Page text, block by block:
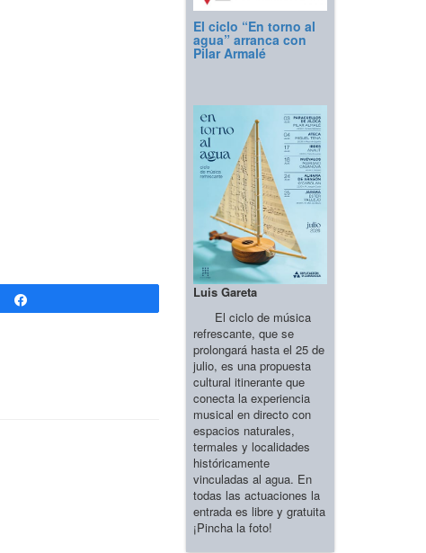
El ciclo “En torno al
agua” arranca con
Pilar Armalé
Luis Gareta
El ciclo de música
refrescante, que se
prolongará hasta el 25 de
julio, es una propuesta
cultural itinerante que
conecta la experiencia
musical en directo con
espacios naturales,
termales y localidades
históricamente
vinculadas al agua. En
todas las actuaciones la
entrada es libre y gratuita
¡Pincha la foto!